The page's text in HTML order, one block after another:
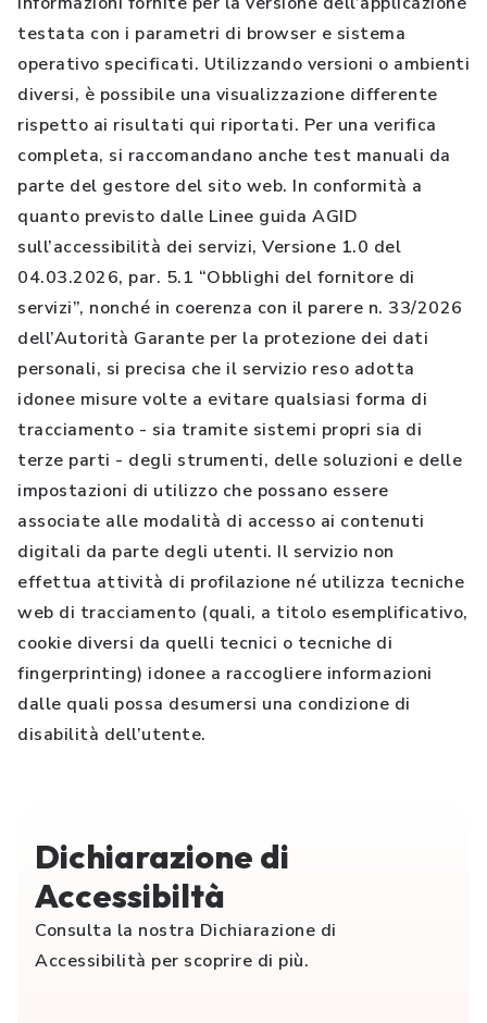
testata con i parametri di browser e sistema
operativo specificati. Utilizzando versioni o ambienti
diversi, è possibile una visualizzazione differente
rispetto ai risultati qui riportati. Per una verifica
completa, si raccomandano anche test manuali da
parte del gestore del sito web. In conformità a
quanto previsto dalle Linee guida AGID
sull’accessibilità dei servizi, Versione 1.0 del
04.03.2026, par. 5.1 “Obblighi del fornitore di
servizi”, nonché in coerenza con il parere n. 33/2026
dell’Autorità Garante per la protezione dei dati
personali, si precisa che il servizio reso adotta
idonee misure volte a evitare qualsiasi forma di
tracciamento - sia tramite sistemi propri sia di
terze parti - degli strumenti, delle soluzioni e delle
impostazioni di utilizzo che possano essere
associate alle modalità di accesso ai contenuti
digitali da parte degli utenti. Il servizio non
effettua attività di profilazione né utilizza tecniche
web di tracciamento (quali, a titolo esemplificativo,
cookie diversi da quelli tecnici o tecniche di
fingerprinting) idonee a raccogliere informazioni
dalle quali possa desumersi una condizione di
disabilità dell’utente.
Dichiarazione di
Accessibiltà
Consulta la nostra Dichiarazione di
Accessibilità per scoprire di più.